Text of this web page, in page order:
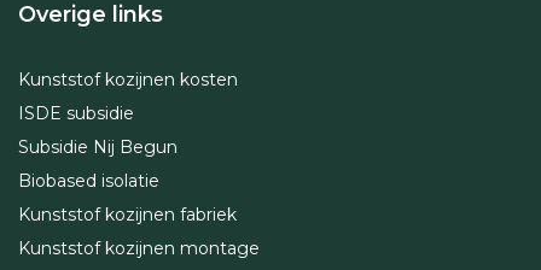
Overige links
Kunststof kozijnen kosten
ISDE subsidie
Subsidie Nij Begun
Biobased isolatie
Kunststof kozijnen fabriek
Kunststof kozijnen montage